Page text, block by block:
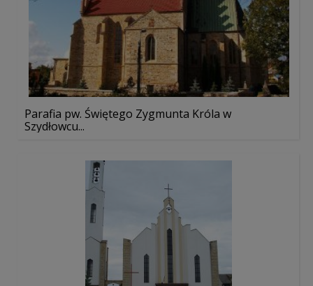
Parafia pw. Świętego Zygmunta Króla w
Szydłowcu...